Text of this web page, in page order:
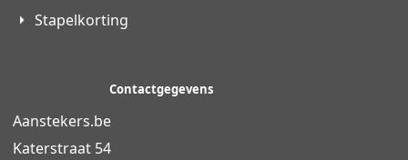
Stapelkorting
Contactgegevens
Aanstekers.be
Katerstraat 54